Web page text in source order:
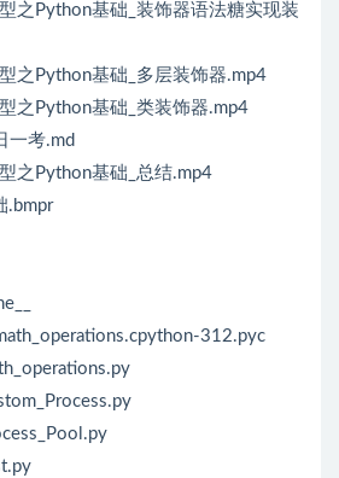
之Python基础_装饰器语法糖实现装
之Python基础_多层装饰器.mp4
之Python基础_类装饰器.mp4
一考.md
之Python基础_总结.mp4
.bmpr
312.pyc